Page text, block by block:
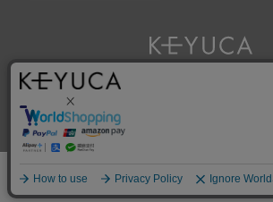
Copyright © KAWAJUN Co., Ltd. All Rights